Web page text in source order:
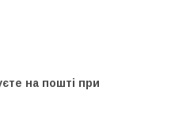
на пошті при